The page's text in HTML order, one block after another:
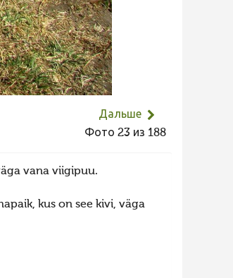
Дальше
Фото 23 из 188
vana viigipuu.
kus on see kivi, väga